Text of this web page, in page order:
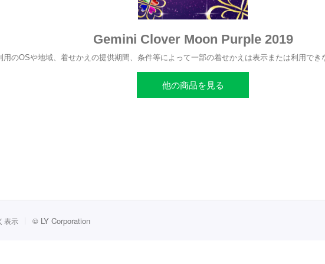
Gemini Clover Moon Purple 2019
用のOSや地域、着せかえの提供期間、条件等によって一部の着せかえは表示または利用でき
他の商品を見る
表示 © LY Corporation